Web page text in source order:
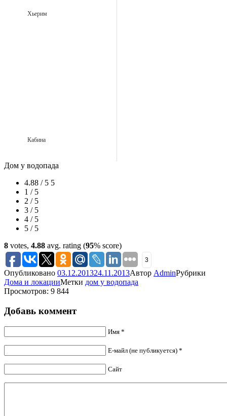
Хьерим
Кабина
Дом у водопада
4.88 / 5 5
1 / 5
2 / 5
3 / 5
4 / 5
5 / 5
8 votes, 4.88 avg. rating (95% score)
3
Опубликовано 03.12.201324.11.2013Автор AdminРубрики
Дома и локацииМетки дом у водопада
Просмотров: 9 844
Добавь коммент
Имя *
Е-майл (не публикуется) *
Сайт